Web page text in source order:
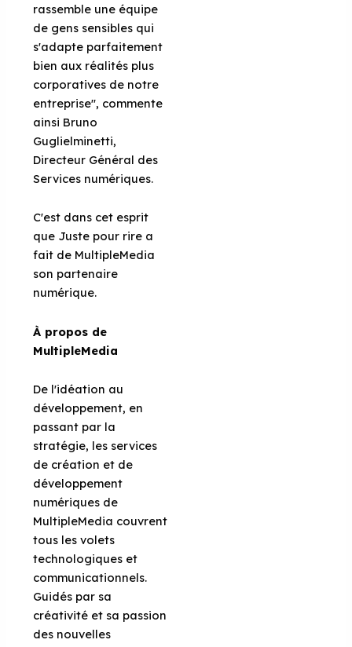
rassemble une équipe
de gens sensibles qui
s'adapte parfaitement
bien aux réalités plus
corporatives de notre
entreprise", commente
ainsi Bruno
Guglielminetti,
Directeur Général des
Services numériques.
C'est dans cet esprit
que Juste pour rire a
fait de MultipleMedia
son partenaire
numérique.
À propos de
MultipleMedia
De l'idéation au
développement, en
passant par la
stratégie, les services
de création et de
développement
numériques de
MultipleMedia couvrent
tous les volets
technologiques et
communicationnels.
Guidés par sa
créativité et sa passion
des nouvelles